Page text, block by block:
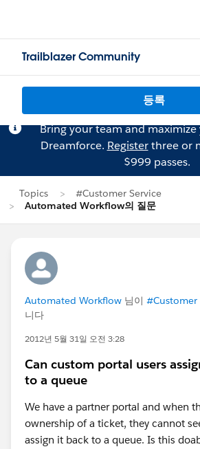
Trailblazer Community
등록
Bring your team and
Dreamforce. Registerthree or
$999 passes.
Topics
#Customer Service
Automated Workflow의 질문
Automated Workflow 님이 #Customer
니다
2012년 5월 31일 오전 3:28
Can custom portal users
to a queue
We have a partner portal and when
ownership of a ticket, they cannot
assign it back to a queue. Is this